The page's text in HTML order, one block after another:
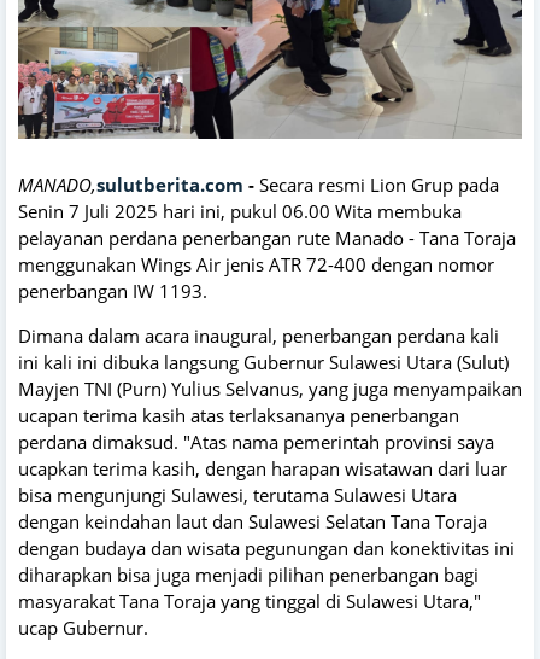
MANADO,sulutberita.com - Secara resmi Lion Grup pada
Senin 7 Juli 2025 hari ini, pukul 06.00 Wita membuka
pelayanan perdana penerbangan rute Manado - Tana Toraja
menggunakan Wings Air jenis ATR 72-400 dengan nomor
penerbangan IW 1193.
Dimana dalam acara inaugural, penerbangan perdana kali
ini kali ini dibuka langsung Gubernur Sulawesi Utara (Sulut)
Mayjen TNI (Purn) Yulius Selvanus, yang juga menyampaikan
ucapan terima kasih atas terlaksananya penerbangan
perdana dimaksud. "Atas nama pemerintah provinsi saya
ucapkan terima kasih, dengan harapan wisatawan dari luar
bisa mengunjungi Sulawesi, terutama Sulawesi Utara
dengan keindahan laut dan Sulawesi Selatan Tana Toraja
dengan budaya dan wisata pegunungan dan konektivitas ini
diharapkan bisa juga menjadi pilihan penerbangan bagi
masyarakat Tana Toraja yang tinggal di Sulawesi Utara,"
ucap Gubernur.